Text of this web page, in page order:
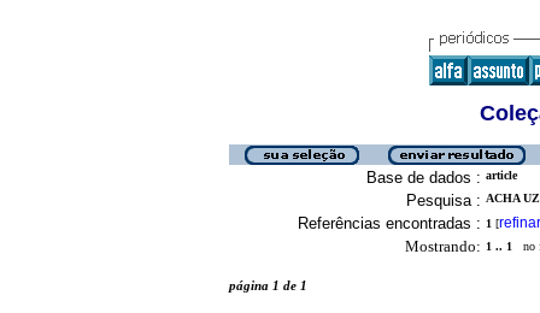
Base de dados : article
Pesquisa : ACHA
Referências encontradas : 1 [refinar
Mostrando: 1 .. 1 no
página 1 de 1